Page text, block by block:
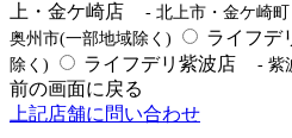
上・金ケ崎店
- 北上市・金ケ崎町
奥州市(一部地域除く)
ライフデ
除く)
ライフデリ紫波店 - 紫
前の画面に戻る
上記店舗に問い合わせ